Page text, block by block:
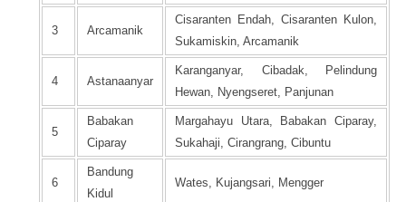
3 Arcamanik
Cisaranten Endah, Cisaranten Kulon,
Sukamiskin, Arcamanik
4 Astanaanyar
Karanganyar, Cibadak, Pelindung
Hewan, Nyengseret, Panjunan
5
Babakan
Ciparay
Margahayu Utara, Babakan Ciparay,
Sukahaji, Cirangrang, Cibuntu
6
Bandung
Kidul
Wates, Kujangsari, Mengger